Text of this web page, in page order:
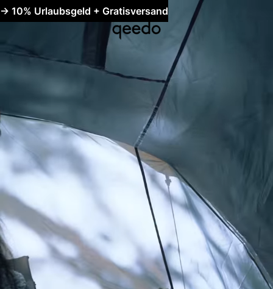
-> 10% Urlaubsgeld + Gratisversand